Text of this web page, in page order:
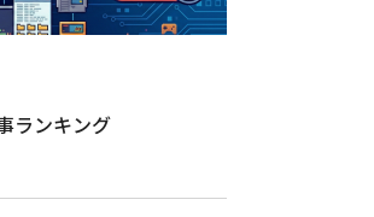
ランキング